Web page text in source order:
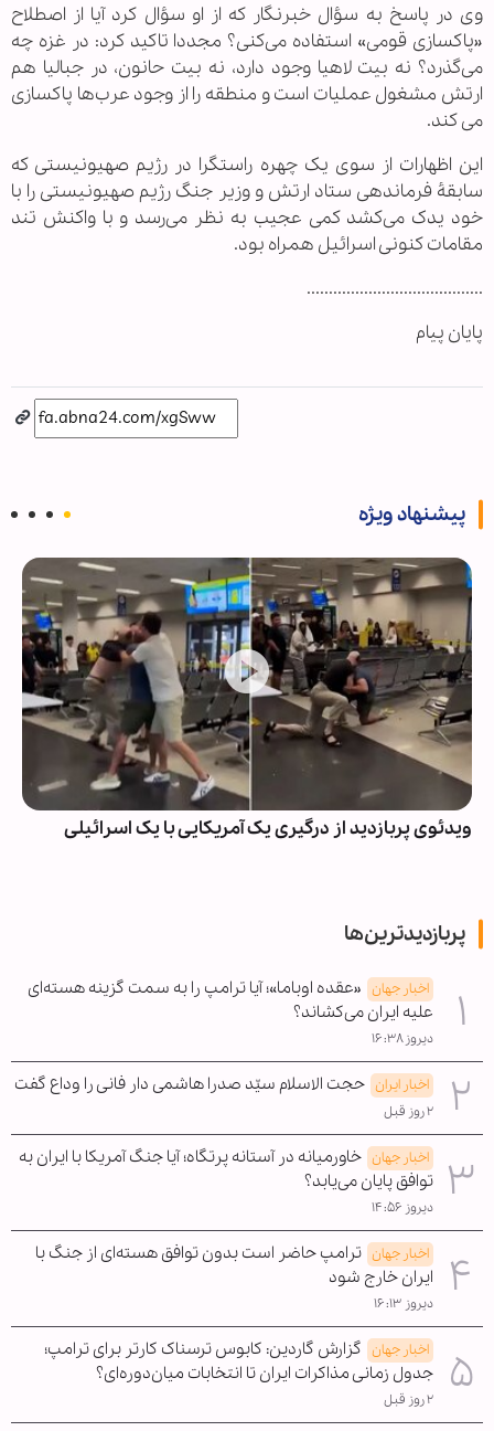
وی در پاسخ به سؤال خبرنگار که از او سؤال کرد آیا از اصطلاح
«پاکسازی قومی» استفاده می‌کنی؟ مجددا تاکید کرد: در غزه چه
می‌گذرد؟ نه بیت لاهیا وجود دارد، نه بیت حانون، در جبالیا هم
ارتش مشغول عملیات است و منطقه را از وجود عرب‌ها پاکسازی
می کند.
این اظهارات از سوی یک چهره راستگرا در رژیم صهیونیستی که
سابقۀ فرماندهی ستاد ارتش و وزیر جنگ رژیم صهیونیستی را با
خود یدک می‌کشد کمی عجیب به نظر می‌رسد و با واکنش تند
مقامات کنونی اسرائیل همراه بود.
........................................
پایان پیام
پیشنهاد ویژه
ویدئوی پربازدید از درگیری یک آمریکایی با یک اسرائیلی
پربازدیدترین‌ها
اخبار جهان «عقده اوباما»؛ آیا ترامپ را به سمت گزینه هسته‌ای
علیه ایران می‌کشاند؟
دیروز ۱۶:۳۸
اخبار ایران حجت الاسلام سیّد صدرا هاشمی دار فانی را وداع گفت
۲ روز قبل
اخبار جهان خاورمیانه در آستانه پرتگاه؛ آیا جنگ آمریکا با ایران به
توافق پایان می‌یابد؟
دیروز ۱۴:۵۶
اخبار جهان ترامپ حاضر است بدون توافق هسته‌ای از جنگ با
ایران خارج شود
دیروز ۱۶:۱۳
اخبار جهان گزارش گاردین: کابوس ترسناک کارتر برای ترامپ؛
جدول زمانی مذاکرات ایران تا انتخابات میان‌دوره‌ای؟
۲ روز قبل